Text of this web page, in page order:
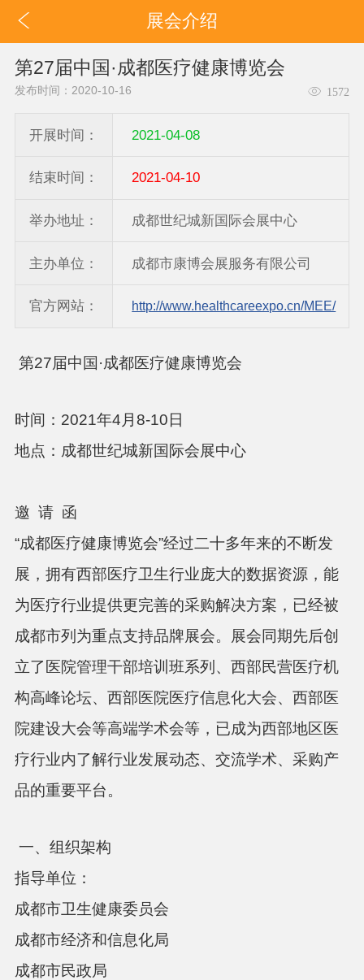
展会介绍
第27届中国·成都医疗健康博览会
发布时间：2020-10-16 1572
开展时间： 2021-04-08
结束时间： 2021-04-10
举办地址： 成都世纪城新国际会展中心
主办单位： 成都市康博会展服务有限公司
官方网站： http://www.healthcareexpo.cn/MEE/
第27届中国·成都医疗健康博览会
时间： 2021年4 月8-10日
地点：成都世纪城新国际会展中心
邀 请 函
“成都医疗健康博览会”经过二十多年来的不断发
展，拥有西部医疗卫生行业庞大的数据资源，能
为医疗行业提供更完善的采购解决方案，已经被
成都市列为重点支持品牌展会。展会同期先后创
立了医院管理干部培训班系列、西部民营医疗机
构高峰论坛、西部医院医疗信息化大会、西部医
院建设大会等高端学术会等，已成为西部地区医
疗行业内了解行业发展动态、交流学术、采购产
品的重要平台。
一、组织架构
指导单位：
成都市卫生健康委员会
成都市经济和信息化局
成都市民政局